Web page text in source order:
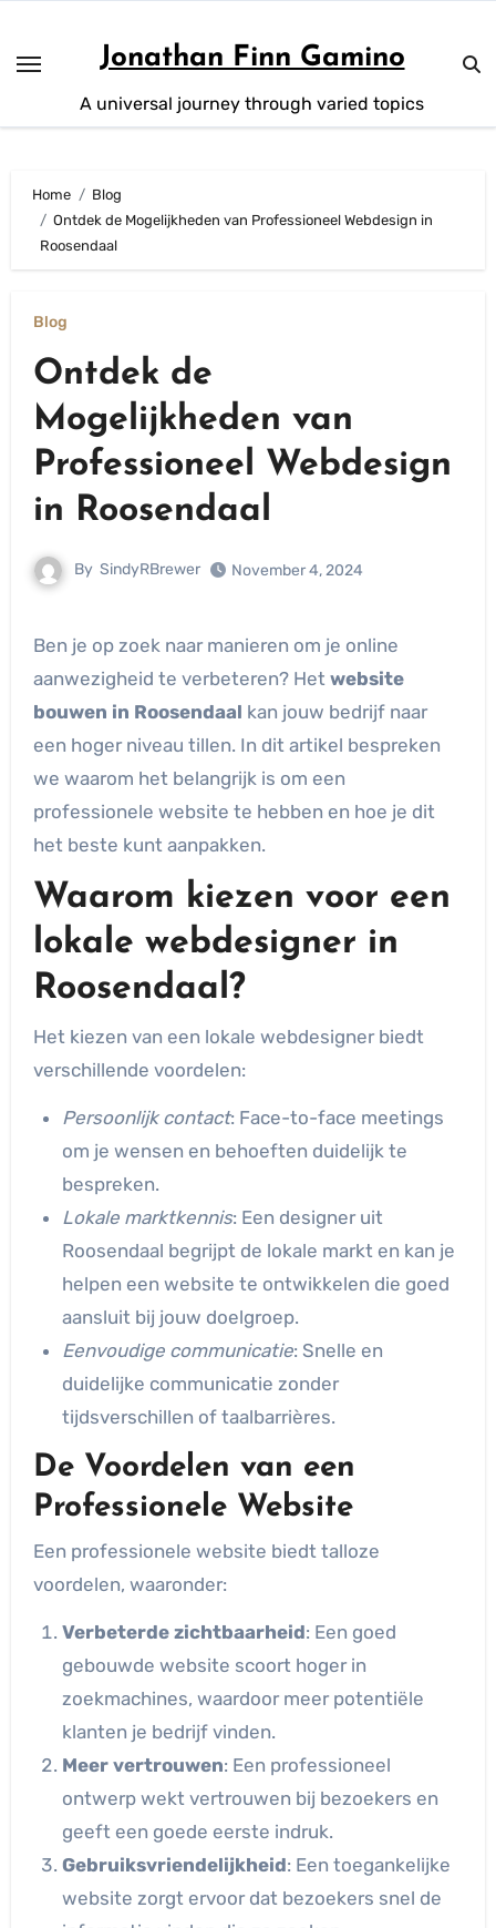
content
Jonathan Finn Gamino
A universal journey through varied topics
Home
Blog
Ontdek de Mogelijkheden van Professioneel Webdesign in
Roosendaal
Blog
Ontdek de
Mogelijkheden van
Professioneel Webdesign
in Roosendaal
By SindyRBrewer November 4, 2024
Ben je op zoek naar manieren om je online
aanwezigheid te verbeteren? Het website
bouwen in Roosendaal kan jouw bedrijf naar
een hoger niveau tillen. In dit artikel bespreken
we waarom het belangrijk is om een
professionele website te hebben en hoe je dit
het beste kunt aanpakken.
Waarom kiezen voor een
lokale webdesigner in
Roosendaal?
Het kiezen van een lokale webdesigner biedt
verschillende voordelen:
Persoonlijk contact: Face-to-face meetings
om je wensen en behoeften duidelijk te
bespreken.
Lokale marktkennis: Een designer uit
Roosendaal begrijpt de lokale markt en kan je
helpen een website te ontwikkelen die goed
aansluit bij jouw doelgroep.
Eenvoudige communicatie: Snelle en
duidelijke communicatie zonder
tijdsverschillen of taalbarrières.
De Voordelen van een
Professionele Website
Een professionele website biedt talloze
voordelen, waaronder:
Verbeterde zichtbaarheid: Een goed
gebouwde website scoort hoger in
zoekmachines, waardoor meer potentiële
klanten je bedrijf vinden.
Meer vertrouwen: Een professioneel
ontwerp wekt vertrouwen bij bezoekers en
geeft een goede eerste indruk.
Gebruiksvriendelijkheid: Een toegankelijke
website zorgt ervoor dat bezoekers snel de